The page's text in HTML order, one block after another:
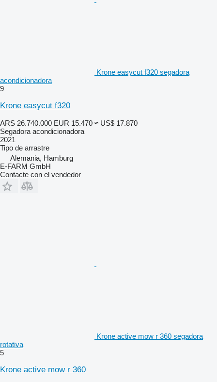
Krone easycut f320 segadora
acondicionadora
9
Krone easycut f320
ARS 26.740.000 EUR 15.470 ≈ US$ 17.870
Segadora acondicionadora
2021
Tipo de arrastre
Alemania, Hamburg
E-FARM GmbH
Contacte con el vendedor
Krone active mow r 360 segadora
rotativa
5
Krone active mow r 360